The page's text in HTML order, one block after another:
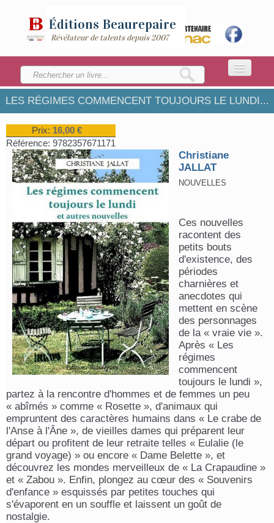
Éditions Beaurepaire
Révélateur de talents depuis 2007
ACCUEIL
LA MAISON
CATALOGUE
ENVOYEZ VOTRE MANUSCRIT
LES RÉGIMES COMMENCENT TOUJOURS LE LUNDI...
Prix: 16,00 €
Référence: 9782357671171
Christiane
JALLAT
NOUVELLES
Ces nouvelles
racontent des
petits bouts
d'existence, des
périodes
charnières et
anecdotes qui
mettent en scène
des personnages
de la « vraie vie ».
Après « Les
régimes
commencent
toujours le lundi »,
partez à la rencontre d'hommes et de femmes un peu
« abîmés » comme « Rosette », d'animaux qui
empruntent des caractères humains dans « Le crabe de
l'Anse à l'Âne », de vieilles dames qui préparent leur
départ ou profitent de leur retraite telles « Eulalie (le
grand voyage) » ou encore « Dame Belette », et
découvrez les mondes merveilleux de « La Crapaudine »
et « Zabou ». Enfin, plongez au cœur des « Souvenirs
d'enfance » esquissés par petites touches qui
s'évaporent en un souffle et laissent un goût de
nostalgie.